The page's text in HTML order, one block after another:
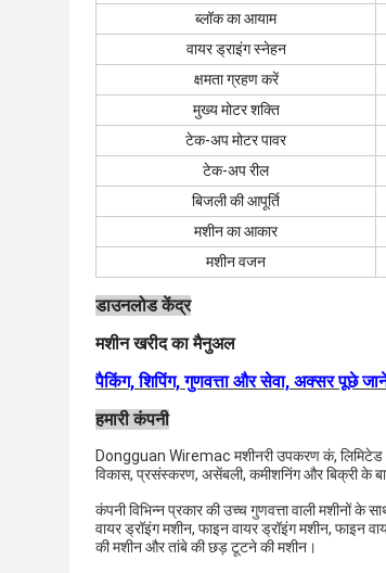
ब्लॉक का आयाम
वायर ड्राइंग स्नेहन
क्षमता ग्रहण करें
मुख्य मोटर शक्ति
टेक-अप मोटर पावर
टेक-अप रील
बिजली की आपूर्ति
मशीन का आकार
मशीन वजन
डाउनलोड केंद्र
मशीन खरीद का मैनुअल
पैकिंग, शिपिंग, गुणवत्ता और सेवा, अक्सर पूछे
हमारी कंपनी
Dongguan Wiremac मशीनरी उपकरण कं, लिमिटेड
विकास, प्रसंस्करण, असेंबली, कमीशनिंग और बिक्री के
कंपनी विभिन्न प्रकार की उच्च गुणवत्ता वाली मशीनों के
वायर ड्रॉइंग मशीन, फाइन वायर ड्रॉइंग मशीन, फाइन
की मशीन और तांबे की छड़ टूटने की मशीन।